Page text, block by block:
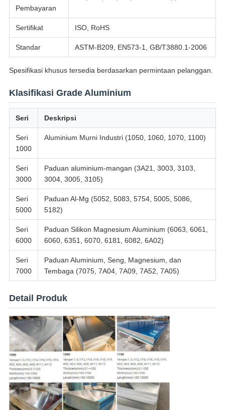
Pembayaran
Sertifikat ISO, RoHS
Standar ASTM-B209, EN573-1, GB/T3880.1-2006
Spesifikasi khusus tersedia berdasarkan permintaan pelanggan.
Klasifikasi Grade Aluminium
Seri Deskripsi
Seri
1000
Aluminium Murni Industri (1050, 1060, 1070, 1100)
Seri
3000
Paduan aluminium-mangan (3A21, 3003, 3103,
3004, 3005, 3105)
Seri
5000
Paduan Al-Mg (5052, 5083, 5754, 5005, 5086,
5182)
Seri
6000
Paduan Silikon Magnesium Aluminium (6063, 6061,
6060, 6351, 6070, 6181, 6082, 6A02)
Seri
7000
Paduan Aluminium, Seng, Magnesium, dan
Tembaga (7075, 7A04, 7A09, 7A52, 7A05)
Detail Produk